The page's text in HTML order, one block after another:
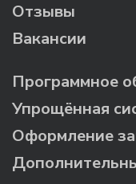
Отзывы
Вакансии
Программное
Упрощённая
Оформление